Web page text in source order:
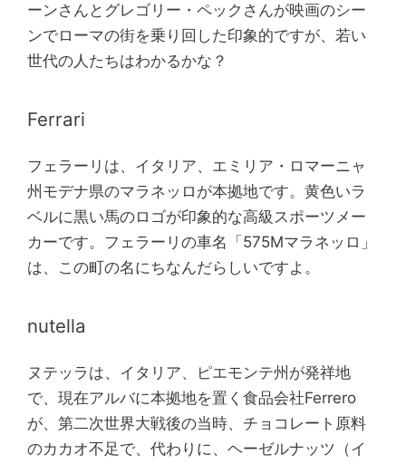
ーンさんとグレゴリー・ペックさんが映画のシー
ンでローマの街を乗り回した印象的ですが、若い
世代の人たちはわかるかな？
Ferrari
フェラーリは、イタリア、エミリア・ロマーニャ
州モデナ県のマラネッロが本拠地です。黄色いラ
ベルに黒い馬のロゴが印象的な高級スポーツメー
カーです。フェラーリの車名「575Mマラネッロ」
は、この町の名にちなんだらしいですよ。
nutella
ヌテッラは、イタリア、ピエモンテ州が発祥地
で、現在アルバに本拠地を置く食品会社Ferrero
が、第二次世界大戦後の当時、チョコレート原料
のカカオ不足で、代わりに、ヘーゼルナッツ（イ